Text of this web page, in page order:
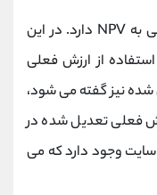
ارزش فعلی تعدیل شده شباهت فراوانی به NPV دارد. در این
از ارزش فعلی
نیز گفته می شود،
فعلی تعدیل شده در
وجود دارد که می